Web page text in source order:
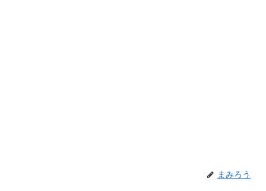
まみろう